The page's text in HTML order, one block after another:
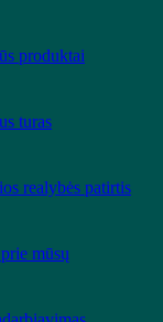
produktai
turas
realybės patirtis
mūsų